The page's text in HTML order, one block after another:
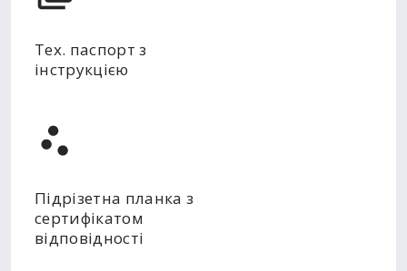
Тех. паспорт з
інструкцією
Підрізетна планка з
сертифікатом
відповідності